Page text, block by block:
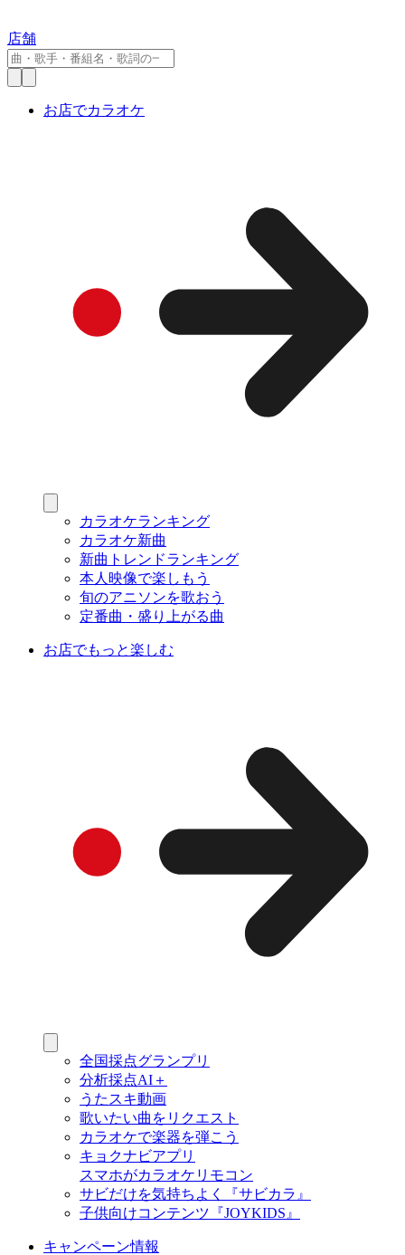
店舗
お店でカラオケ
カラオケランキング
カラオケ新曲
新曲トレンドランキング
本人映像で楽しもう
旬のアニソンを歌おう
定番曲・盛り上がる曲
お店でもっと楽しむ
全国採点グランプリ
分析採点AI＋
うたスキ動画
歌いたい曲をリクエスト
カラオケで楽器を弾こう
キョクナビアプリ
スマホがカラオケリモコン
サビだけを気持ちよく『サビカラ』
子供向けコンテンツ『JOYKIDS』
キャンペーン情報